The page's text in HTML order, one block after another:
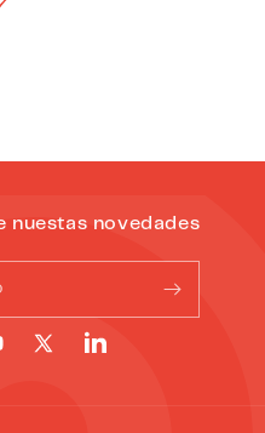
nuestas novedades
X
Translation